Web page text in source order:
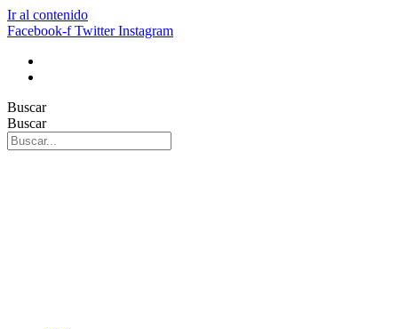
Ir al contenido
Facebook-f Twitter Instagram
Buscar
Buscar